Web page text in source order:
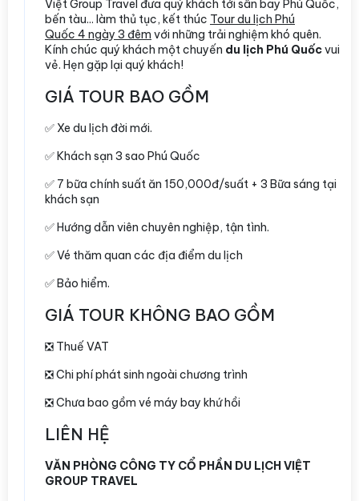
Việt Group Travel đưa quý khách tới sân bay Phú Quốc,
bến tàu... làm thủ tục, kết thúc Tour du lịch Phú
Quốc 4 ngày 3 đêm với những trải nghiệm khó quên.
Kính chúc quý khách một chuyến du lịch Phú Quốcvui
vẻ. Hẹn gặp lại quý khách!
GIÁ TOUR BAO GỒM
✅ Xe du lịch đời mới.
✅ Khách sạn 3 sao Phú Quốc
✅ 7 bữa chính suất ăn 150,000đ/suất + 3 Bữa sáng tại
khách sạn
✅ Hướng dẫn viên chuyên nghiệp, tận tình.
✅ Vé thăm quan các địa điểm du lịch
✅ Bảo hiểm.
GIÁ TOUR KHÔNG BAO GỒM
❎ Thuế VAT
❎ Chi phí phát sinh ngoài chương trình
❎ Chưa bao gồm vé máy bay khứ hồi
LIÊN HỆ
VĂN PHÒNG CÔNG TY CỔ PHẦN DU LỊCH VIỆT
GROUP TRAVEL